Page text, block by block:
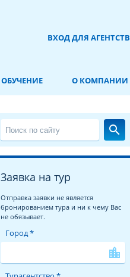
ВХОД ДЛЯ АГЕНТСТВ
ОБУЧЕНИЕ О КОМПАНИИ
search
Заявка на тур
Отправка заявки не является
бронированием тура и ни к чему Вас
не обязывает.
Город *
location_city